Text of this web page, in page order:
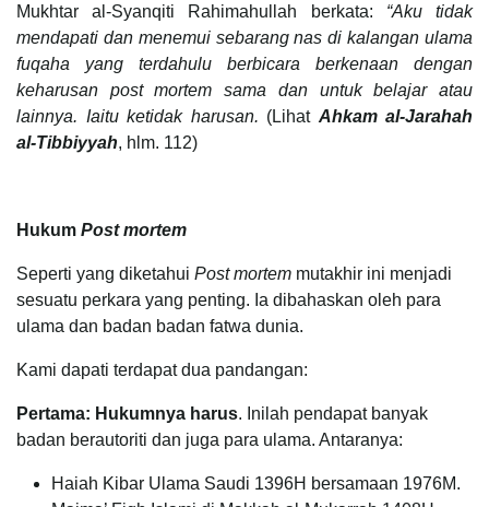
Mukhtar al-Syanqiti Rahimahullah berkata: “Aku tidak
mendapati dan menemui sebarang nas di kalangan ulama
fuqaha yang terdahulu berbicara berkenaan dengan
keharusan post mortem sama dan untuk belajar atau
lainnya. Iaitu ketidak harusan. (LihatAhkam al-Jarahah
al-Tibbiyyah, hlm. 112)
Hukum Post mortem
Seperti yang diketahui Post mortem mutakhir ini menjadi
sesuatu perkara yang penting. Ia dibahaskan oleh para
ulama dan badan badan fatwa dunia.
Kami dapati terdapat dua pandangan:
Pertama: Hukumnya harus. Inilah pendapat banyak
badan berautoriti dan juga para ulama. Antaranya:
Haiah Kibar Ulama Saudi 1396H bersamaan 1976M.